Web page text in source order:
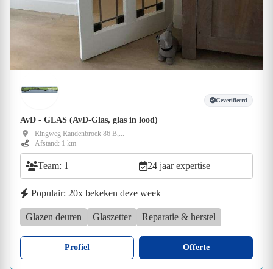
Geverifieerd
AvD - GLAS (AvD-Glas, glas in lood)
Ringweg Randenbroek 86 B,...
Afstand: 1 km
Team: 1 24 jaar expertise
Populair: 20x bekeken deze week
Glazen deuren Glaszetter Reparatie & herstel
Profiel Offerte